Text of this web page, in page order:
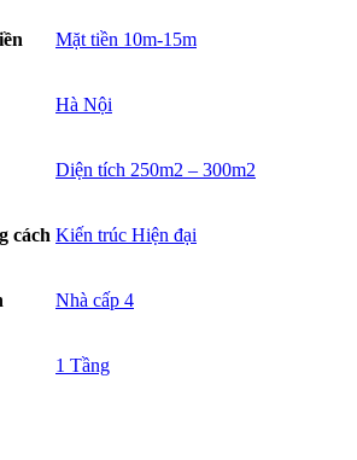
Mặt tiền 10m-15m
Hà Nội
Diện tích 250m2 – 300m2
cách Kiến trúc Hiện đại
Nhà cấp 4
1 Tầng